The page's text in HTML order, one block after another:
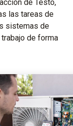
de Testo,
las tareas de
sistemas de
de forma